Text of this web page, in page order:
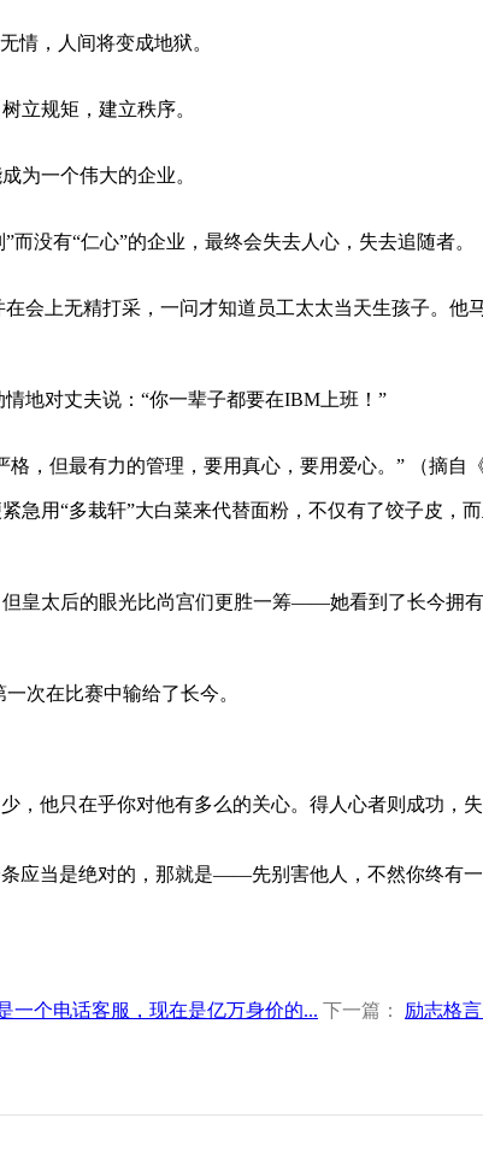
情，人间将变成地狱。
立规矩，建立秩序。
为一个伟大的企业。
没有“仁心”的企业，最终会失去人心，失去追随者。
会上无精打采，一问才知道员工太太当天生孩子。他
地对丈夫说：“你一辈子都要在IBM上班！”
但最有力的管理，要用真心，要用爱心。” （摘自
急用“多栽轩”大白菜来代替面粉，不仅有了饺子皮，
皇太后的眼光比尚宫们更胜一筹——她看到了长今拥
次在比赛中输给了长今。
他只在乎你对他有多么的关心。得人心者则成功，
应当是绝对的，那就是——先别害他人，不然你终有一
一个电话客服，现在是亿万身价的... 下一篇： 励志格